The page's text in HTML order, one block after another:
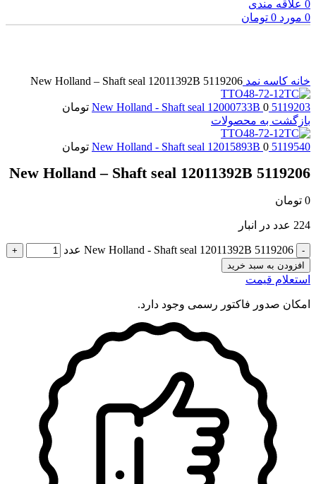
0 علاقه مندی
0 مورد 0 تومان
خانه کاسه نمد 5119206 New Holland – Shaft seal 12011392B
5119203 New Holland - Shaft seal 12000733B
0
تومان
بازگشت به محصولات
5119540 New Holland - Shaft seal 12015893B
0 تومان
5119206 New Holland – Shaft seal 12011392B
0 تومان
224 عدد در انبار
5119206 New Holland - Shaft seal 12011392B عدد
افزودن به سبد خرید
استعلام قیمت
امکان صدور فاکتور رسمی وجود دارد.